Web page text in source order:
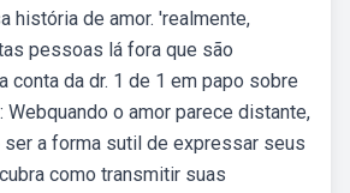
história de amor. 'realmente,
pessoas lá fora que são
conta da dr. 1 de 1 em papo sobre
Webquando o amor parece distante,
ser a forma sutil de expressar seus
como transmitir suas